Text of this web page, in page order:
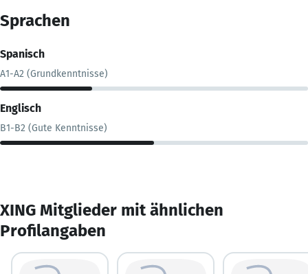
Sprachen
Spanisch
A1-A2 (Grundkenntnisse)
Englisch
B1-B2 (Gute Kenntnisse)
XING Mitglieder mit ähnlichen
Profilangaben